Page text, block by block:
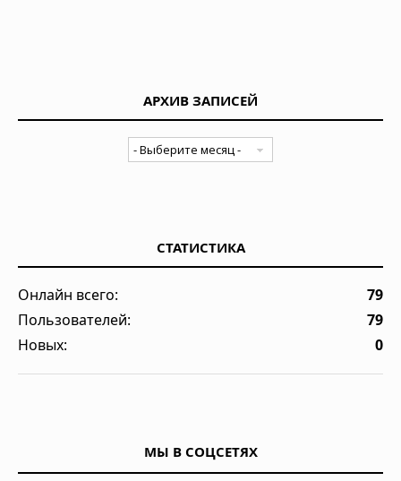
АРХИВ ЗАПИСЕЙ
СТАТИСТИКА
Онлайн всего:
79
Пользователей:
79
Новых:
0
МЫ В СОЦСЕТЯХ